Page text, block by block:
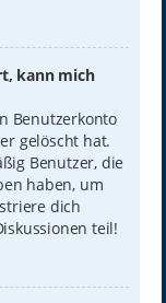
kann mich
Benutzerkonto
gelöscht hat.
Benutzer, die
haben, um
dich
teil!